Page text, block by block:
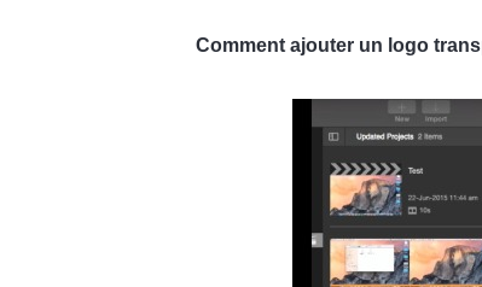
Comment ajouter un logo